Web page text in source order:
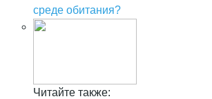
среде обитания?
Читайте также: